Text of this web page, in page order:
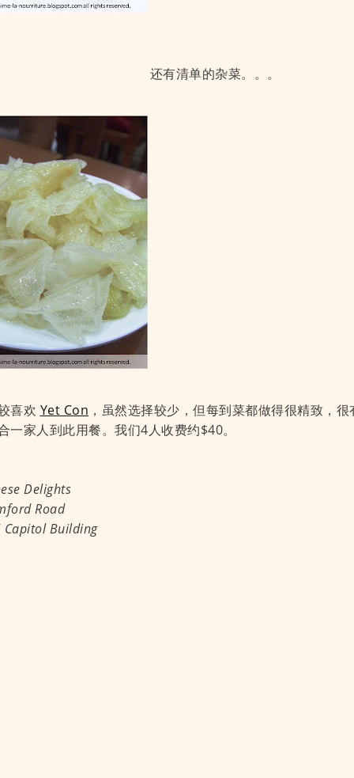
还有清单的杂菜。。。
喜欢 Yet Con ，虽然选择较少，但每到菜都做得很精致，
一家人到此用餐。我们4人收费约$40。
Delights
Road
Capitol Building